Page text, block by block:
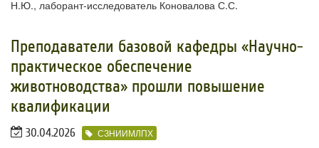
Н.Ю., лаборант-исследователь Коновалова С.С.
​Преподаватели базовой кафедры «Научно-
практическое обеспечение
животноводства» прошли повышение
квалификации
30.04.2026 СЗНИИМЛПХ